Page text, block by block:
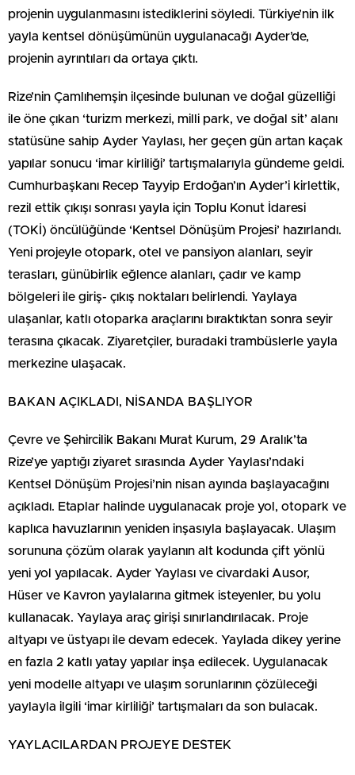
projenin uygulanmasını istediklerini söyledi. Türkiye’nin ilk
yayla kentsel dönüşümünün uygulanacağı Ayder’de,
projenin ayrıntıları da ortaya çıktı.
Rize’nin Çamlıhemşin ilçesinde bulunan ve doğal güzelliği
ile öne çıkan ‘turizm merkezi, milli park, ve doğal sit’ alanı
statüsüne sahip Ayder Yaylası, her geçen gün artan kaçak
yapılar sonucu ‘imar kirliliği’ tartışmalarıyla gündeme geldi.
Cumhurbaşkanı Recep Tayyip Erdoğan’ın Ayder’i kirlettik,
rezil ettik çıkışı sonrası yayla için Toplu Konut İdaresi
(TOKİ) öncülüğünde ‘Kentsel Dönüşüm Projesi’ hazırlandı.
Yeni projeyle otopark, otel ve pansiyon alanları, seyir
terasları, günübirlik eğlence alanları, çadır ve kamp
bölgeleri ile giriş- çıkış noktaları belirlendi. Yaylaya
ulaşanlar, katlı otoparka araçlarını bıraktıktan sonra seyir
terasına çıkacak. Ziyaretçiler, buradaki trambüslerle yayla
merkezine ulaşacak.
BAKAN AÇIKLADI, NİSANDA BAŞLIYOR
Çevre ve Şehircilik Bakanı Murat Kurum, 29 Aralık’ta
Rize’ye yaptığı ziyaret sırasında Ayder Yaylası’ndaki
Kentsel Dönüşüm Projesi’nin nisan ayında başlayacağını
açıkladı. Etaplar halinde uygulanacak proje yol, otopark ve
kaplıca havuzlarının yeniden inşasıyla başlayacak. Ulaşım
sorununa çözüm olarak yaylanın alt kodunda çift yönlü
yeni yol yapılacak. Ayder Yaylası ve civardaki Ausor,
Hüser ve Kavron yaylalarına gitmek isteyenler, bu yolu
kullanacak. Yaylaya araç girişi sınırlandırılacak. Proje
altyapı ve üstyapı ile devam edecek. Yaylada dikey yerine
en fazla 2 katlı yatay yapılar inşa edilecek. Uygulanacak
yeni modelle altyapı ve ulaşım sorunlarının çözüleceği
yaylayla ilgili ‘imar kirliliği’ tartışmaları da son bulacak.
YAYLACILARDAN PROJEYE DESTEK